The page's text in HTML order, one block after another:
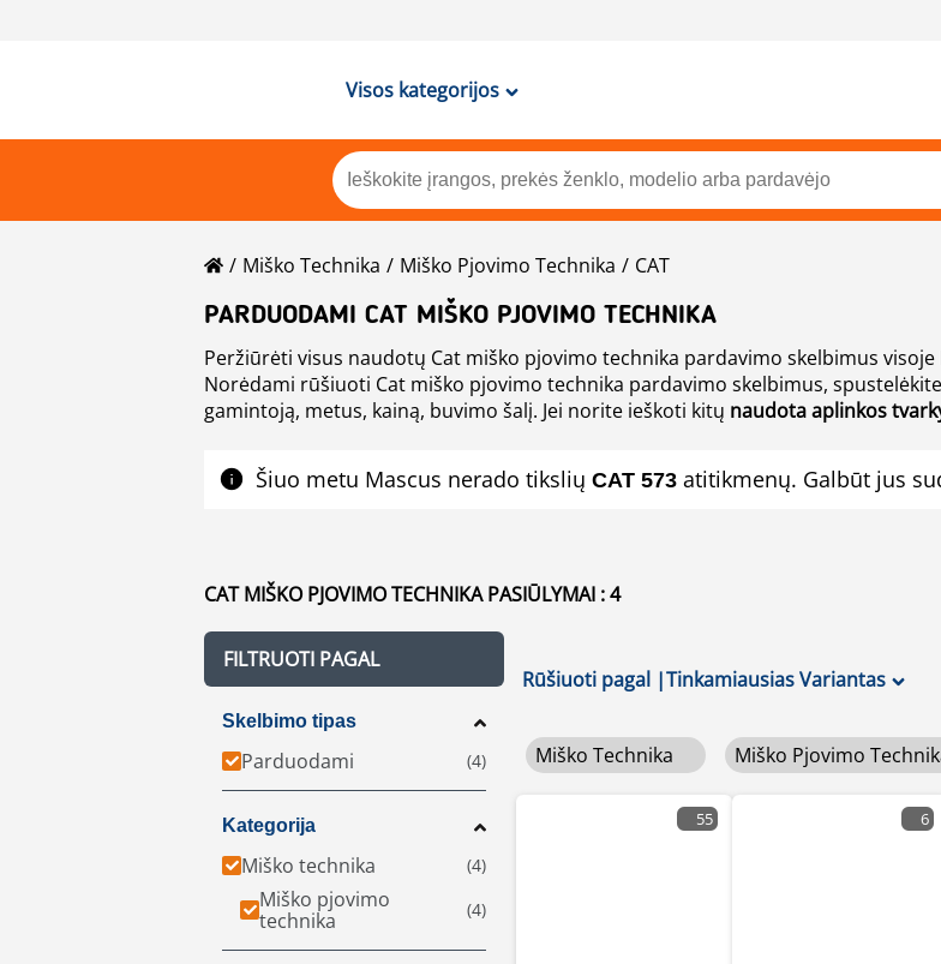
Visos kategorijos
Miško Technika Miško Pjovimo Technika
CAT
PARDUODAMI CAT MIŠKO PJOVIMO TECHNIKA
Peržiūrėti visus naudotų Cat miško pjovimo technika pardavimo skelbimus
Norėdami rūšiuoti Cat miško pjovimo technika pardavimo skelbimus, spustelėkite ant rūšiavimo mygtukų, pavyzdžiui, pagal
gamintoją, metus, kainą, buvimo šalį. Jei norite ieškoti kitų naudota aplinkos
Šiuo metu Mascus nerado tikslių CAT 573 atitikmenų. Galbūt jus
CAT MIŠKO PJOVIMO TECHNIKA PASIŪLYMAI : 4
FILTRUOTI PAGAL
Skelbimo tipas
Parduodami
Kategorija
Miško technika
Miško pjovimo
technika
Rūšiuoti pagal |Tinkamiausias Variantas
Miško Technika Miško Pjovimo
55 6